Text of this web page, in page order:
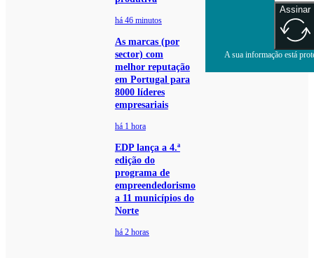
há 46 minutos
As marcas (por
sector) com
melhor reputação
em Portugal para
8000 líderes
empresariais
há 1 hora
EDP lança a 4.ª
edição do
programa de
empreendedorismo
a 11 municípios do
Norte
há 2 horas
Assinar
A sua informação está